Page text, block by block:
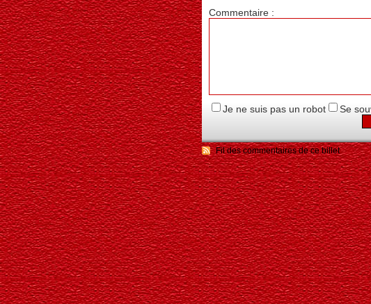
Commentaire :
Je ne suis pas un robot Se
Fil des commentaires de ce billet